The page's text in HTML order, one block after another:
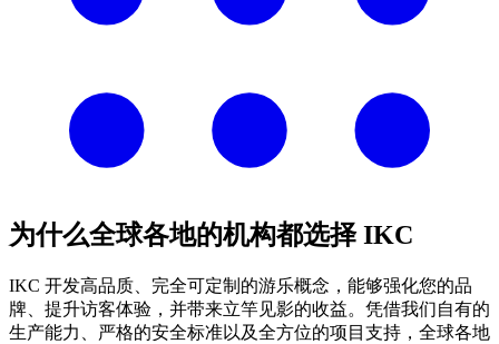
为什么全球各地的机构都选择 IKC
IKC 开发高品质、完全可定制的游乐概念，能够强化您的品
牌、提升访客体验，并带来立竿见影的收益。凭借我们自有的
生产能力、严格的安全标准以及全方位的项目支持，全球各地